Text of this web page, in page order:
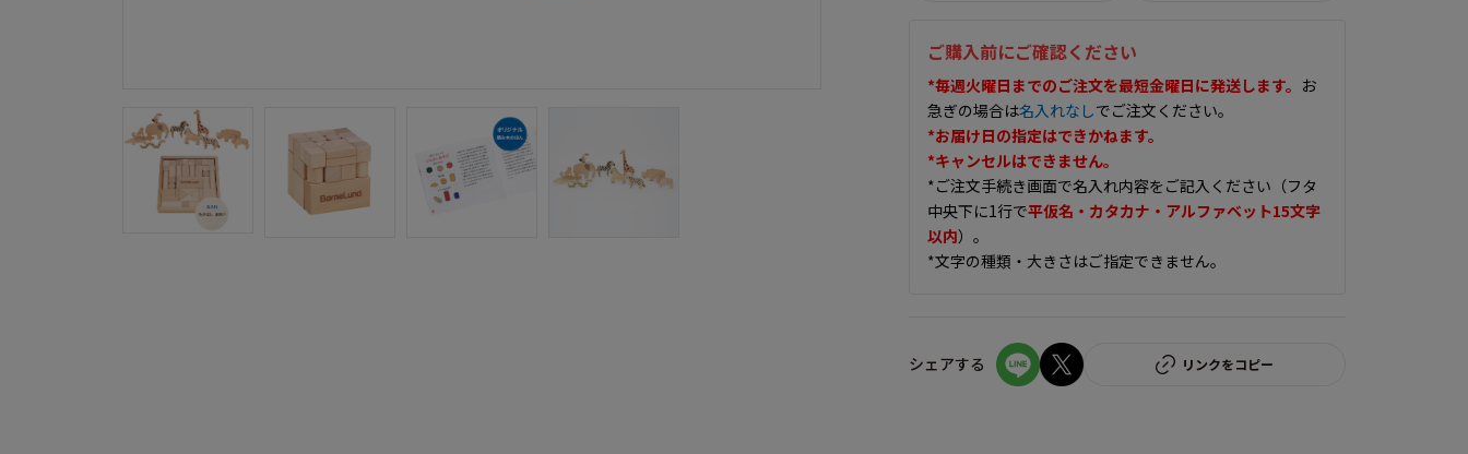
ご購入前にご確認ください
*毎週火曜日までのご注文を最短金曜日に発送します。 お
急ぎの場合は名入れなしでご注文ください。
*お届け日の指定はできかねます。
*キャンセルはできません。
*ご注文手続き画面で名入れ内容をご記入ください（フタ
中央下に1行で平仮名・カタカナ・アルファベット15文字
以内）。
*文字の種類・大きさはご指定できません。
シェアする リンクをコピー